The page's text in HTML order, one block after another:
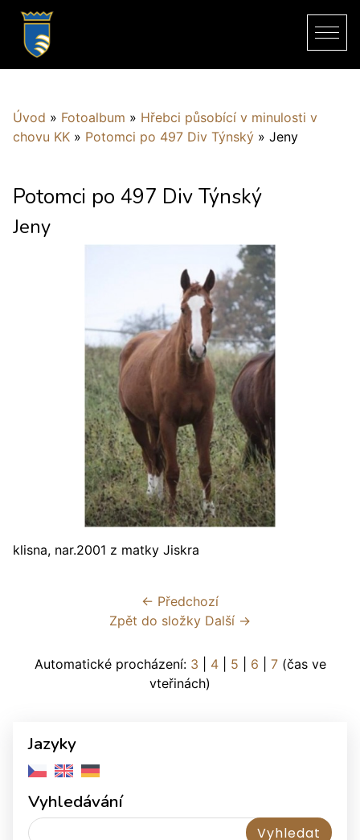
Úvod » Fotoalbum » Hřebci působící v minulosti v
chovu KK » Potomci po 497 Div Týnský » Jeny
Potomci po 497 Div Týnský
Jeny
klisna, nar.2001 z matky Jiskra
← Předchozí
Zpět do složky Další →
Automatické procházení: 3 4| 5 6 7(čas ve
vteřinách)
Jazyky
Vyhledávání